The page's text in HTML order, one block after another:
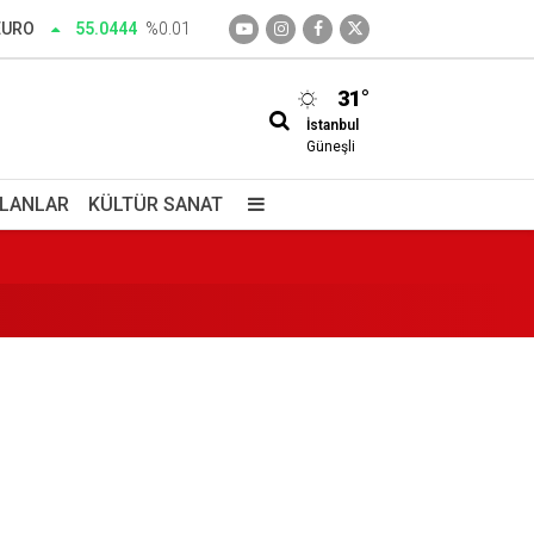
55.0444 %0.01
31°
İstanbul
Güneşli
KÜLTÜR SANAT
dahil 5 gözaltı